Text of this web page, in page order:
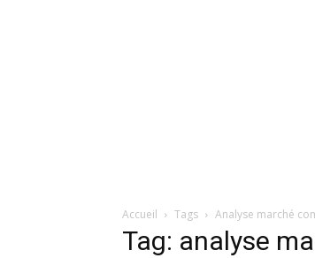
Accueil Tags Analyse marché
Tag: analyse